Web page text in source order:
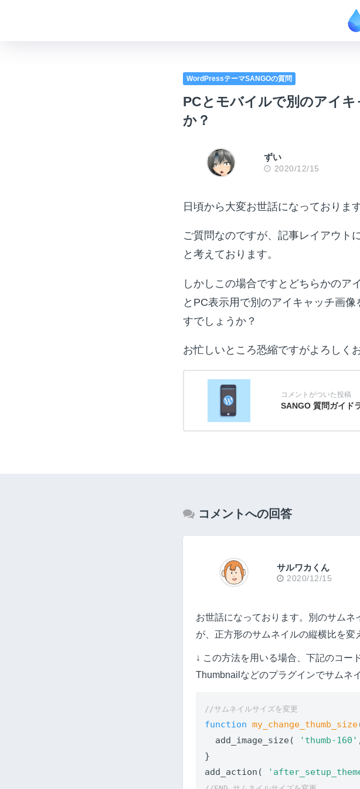
WordPressテーマSANGOの質問
PCとモバイルで別のアイ
か？
ずい
2020/12/15
日頃から大変お世話になっております
ご質問なのですが、記事レイアウト
と考えております。
しかしこの場合ですとどちらかのア
とPC表示用で別のアイキャッチ画
すでしょうか？
お忙しいところ恐縮ですがよろしく
SANGO 質問ガイド
コメントへの回答
サルワカくん
2020/12/15
お世話になっております。別のサム
が、正方形のサムネイルの縦横比を変
↓ この方法を用いる場合、下記のコー
Thumbnailなどのプラグインでサムネ
//サムネイルサイズを変更
function my_change_thumb_size
  add_image_size(
'thumb-160'
}
add_action(